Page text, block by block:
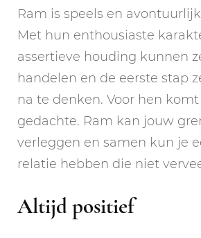
Ram is speels en
Met hun enthousiaste
assertieve houding kunnen
handelen en de eerste stap
na te denken. Voor hen
gedachte. Ram kan jouw
verleggen en samen kun je
relatie hebben die niet
Altijd positief